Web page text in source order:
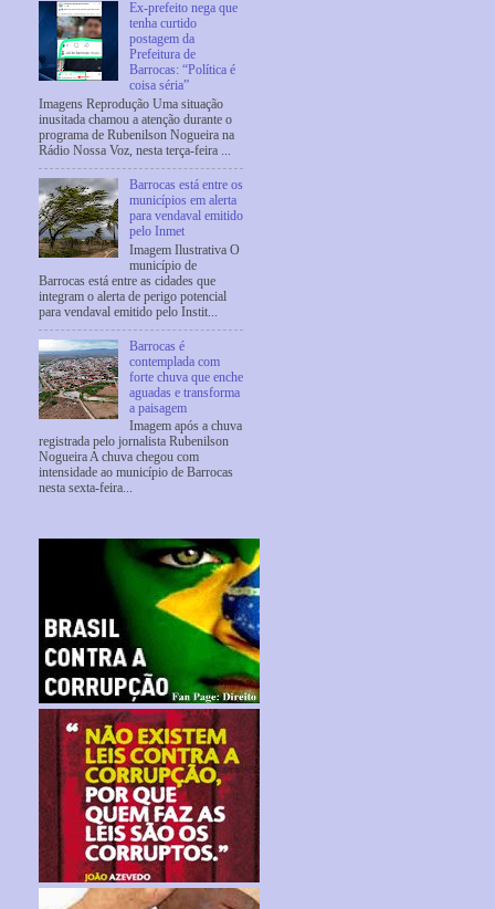
Ex-prefeito nega que
tenha curtido
postagem da
Prefeitura de
Barrocas: “Política é
coisa séria”
Imagens Reprodução Uma situação
inusitada chamou a atenção durante o
programa de Rubenilson Nogueira na
Rádio Nossa Voz, nesta terça-feira ...
Barrocas está entre os
municípios em alerta
para vendaval emitido
pelo Inmet
Imagem Ilustrativa O
município de
Barrocas está entre as cidades que
integram o alerta de perigo potencial
para vendaval emitido pelo Instit...
Barrocas é
contemplada com
forte chuva que enche
aguadas e transforma
a paisagem
Imagem após a chuva
registrada pelo jornalista Rubenilson
Nogueira A chuva chegou com
intensidade ao município de Barrocas
nesta sexta-feira...